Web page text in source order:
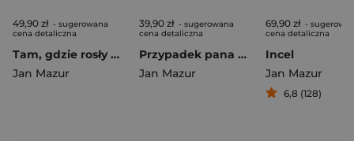
49,90 zł - sugerowana
cena detaliczna
Tam, gdzie rosły mirabelki wyd. 2
Jan Mazur
39,90 zł - sugerowana
cena detaliczna
Przypadek pana Marka wyd. 2
Jan Mazur
69,90 zł -
cena detaliczna
Incel
Jan Mazur
6,8 (128)